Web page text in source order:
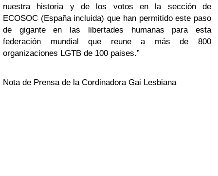
nuestra historia y de los votos en la sección de
ECOSOC (España incluida) que han permitido este paso
de gigante en las libertades humanas para esta
federación mundial que reune a más de 800
organizaciones LGTB de 100 paises.”
Nota de Prensa de la Cordinadora Gai Lesbiana